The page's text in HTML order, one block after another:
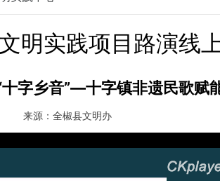
明实践项目路演线上
字乡音”—十字镇非遗民歌赋
来源： 全椒县文明办